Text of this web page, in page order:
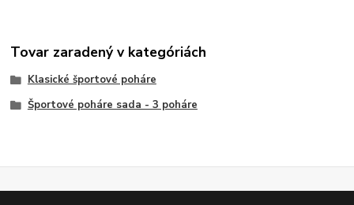
Tovar zaradený v kategóriách
Klasické športové poháre
Športové poháre sada - 3 poháre